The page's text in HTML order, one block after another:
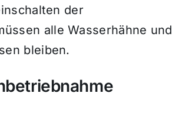
der
alle Wasserhähne und
bleiben.